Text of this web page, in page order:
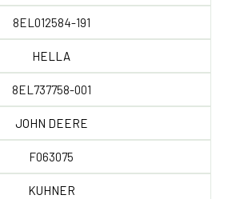
8EL012584-191
HELLA
8EL737758-001
JOHN DEERE
F063075
KUHNER